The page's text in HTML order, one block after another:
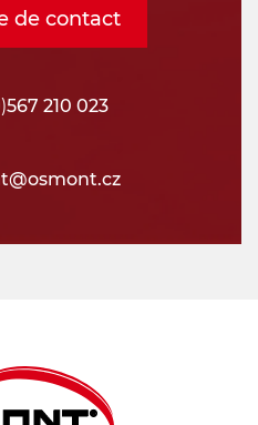
567 210 023
de contact